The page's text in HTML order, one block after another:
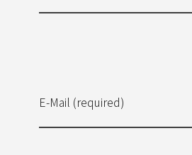
E-Mail (required)